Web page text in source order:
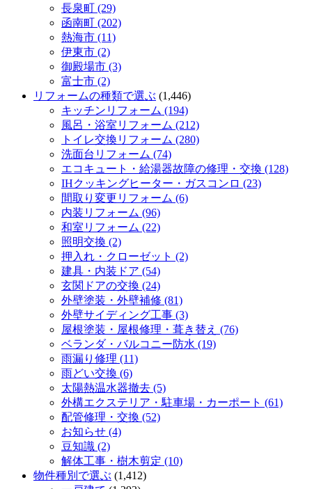
長泉町 (29)
函南町 (202)
熱海市 (11)
伊東市 (2)
御殿場市 (3)
富士市 (2)
リフォームの種類で選ぶ (1,446)
キッチンリフォーム (194)
風呂・浴室リフォーム (212)
トイレ交換リフォーム (280)
洗面台リフォーム (74)
エコキュート・給湯器故障の修理・交換 (128)
IHクッキングヒーター・ガスコンロ (23)
間取り変更リフォーム (6)
内装リフォーム (96)
和室リフォーム (22)
照明交換 (2)
押入れ・クローゼット (2)
建具・内装ドア (54)
玄関ドアの交換 (24)
外壁塗装・外壁補修 (81)
外壁サイディング工事 (3)
屋根塗装・屋根修理・葺き替え (76)
ベランダ・バルコニー防水 (19)
雨漏り修理 (11)
雨どい交換 (6)
太陽熱温水器撤去 (5)
外構エクステリア・駐車場・カーポート (61)
配管修理・交換 (52)
お知らせ (4)
豆知識 (2)
解体工事・樹木剪定 (10)
物件種別で選ぶ (1,412)